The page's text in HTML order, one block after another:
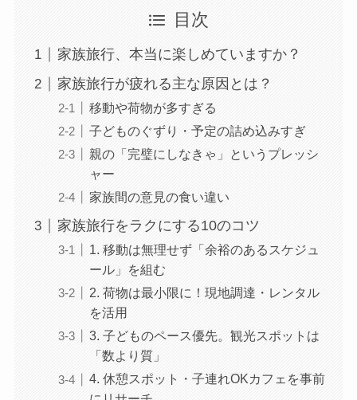
目次
家族旅行、本当に楽しめていますか？
家族旅行が疲れる主な原因とは？
移動や荷物が多すぎる
子どものぐずり・予定の詰め込みすぎ
親の「完璧にしなきゃ」というプレッシ
ャー
家族間の意見の食い違い
家族旅行をラクにする10のコツ
1. 移動は無理せず「余裕のあるスケジュ
ール」を組む
2. 荷物は最小限に！現地調達・レンタル
を活用
3. 子どものペース優先。観光スポットは
「数より質」
4. 休憩スポット・子連れOKカフェを事前